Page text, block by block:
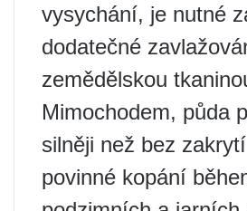
vysychání, je nutné
dodatečné
zemědělskou
Mimochodem, půda
silněji než bez
povinné kopání